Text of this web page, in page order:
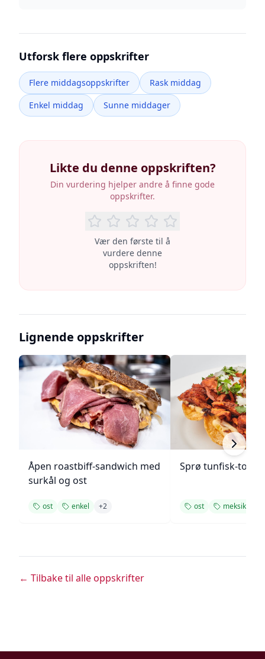
Utforsk flere oppskrifter
Flere middagsoppskrifter
Rask middag
Enkel middag
Sunne middager
Likte du denne oppskriften?
Din vurdering hjelper andre å finne gode
oppskrifter.
Vær den første til å
vurdere denne
oppskriften!
Lignende oppskrifter
Åpen roastbiff-sandwich med
surkål og ost
ost enkel +2
Sprø tunfisk-
ost meksikansk
← Tilbake til alle oppskrifter